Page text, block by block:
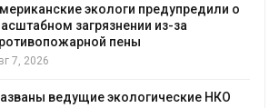
уборку контейнерных площадок
Авг 7, 2026
Панамский канал вновь ограничивает
воды